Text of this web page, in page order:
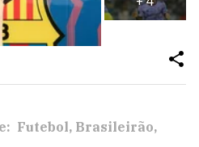
Futebol Brasileirão